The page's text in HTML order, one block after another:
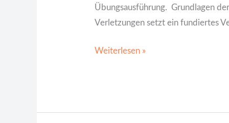
Übungsausführung. Grundlagen
Verletzungen setzt ein fundiertes
Weiterlesen »